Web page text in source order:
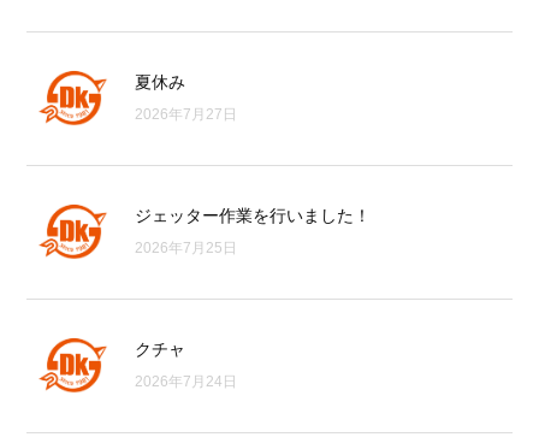
夏休み
2026年7月27日
ジェッター作業を行いました！
2026年7月25日
クチャ
2026年7月24日